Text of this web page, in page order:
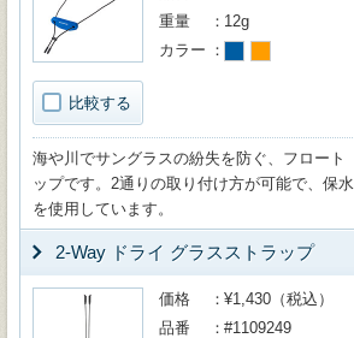
比較する
重量
12g
カラー
海や川でサングラスの紛失を防ぐ、フロート
ップです。2通りの取り付け方が可能で、保
を使用しています。
2-Way ドライ グラスストラップ
価格
¥1,430（税込）
品番
#1109249